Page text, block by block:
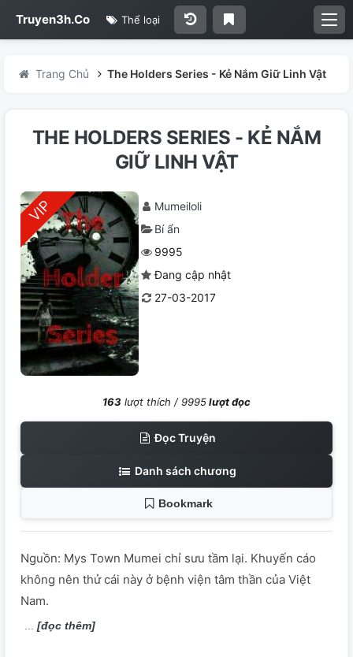
Truyen3h.Co Thể loại
Trang Chủ The Holders Series - Kẻ Nắm Giữ Linh Vật
THE HOLDERS SERIES - KẺ NẮM
GIỮ LINH VẬT
Mumeiloli
Bí ẩn
9995
Đang cập nhật
27-03-2017
163 lượt thích /9995lượt đọc
Đọc Truyện
Danh sách chương
Bookmark
Nguồn: Mys Town Mumei chỉ sưu tầm lại. Khuyến cáo
không nên thử cái này ở bệnh viện tâm thần của Việt
Nam.
[đọc thêm]